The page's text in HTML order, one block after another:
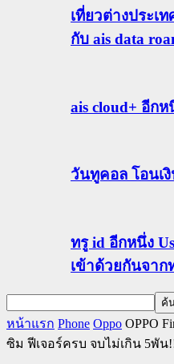
เที่ยวต่างประเ
กับ ais data
ais cloud+ อีก
วันทูคอล โอนเ
ทรู id อีกหนึ่ง
เข้าด้วยกันจาก
หน้าแรก Phone Oppo OPPO
ซิม ฟีเจอร์ครบ จบไม่เกิน 5พัน